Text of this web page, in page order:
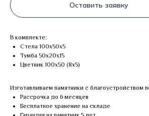
Оставить заявку
В комплекте:
Стела 100х50х5
Тумба 50х20х15
Цветник 100х50 (8х5)
Изготавливаем памятники с благоустройством
Рассрочка до 6 месяцев
Бесплатное хранение на складе